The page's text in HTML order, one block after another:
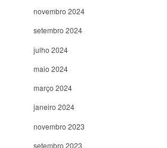
novembro 2024
setembro 2024
julho 2024
maio 2024
março 2024
janeiro 2024
novembro 2023
setembro 2023